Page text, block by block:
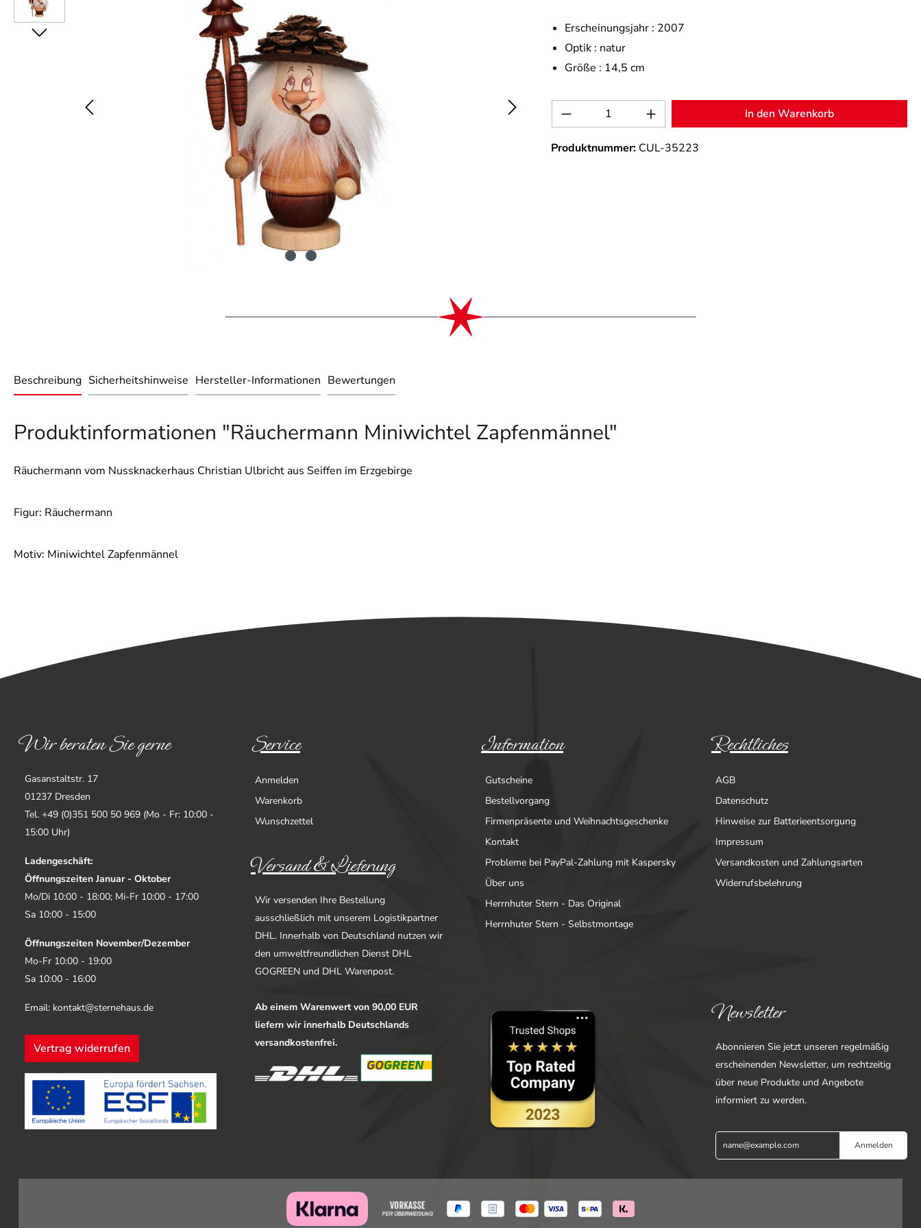
Erscheinungsjahr : 2007
Optik : natur
Größe : 14,5 cm
Produkt Anzahl: Gib den gewünschten Wert ein
In den Warenkorb
Produktnummer: CUL-35223
Beschreibung Sicherheitshinweise Hersteller-Informationen Bewertungen
Produktinformationen "Räuchermann Miniwichtel Zapfenmännel"
Räuchermann vom Nussknackerhaus Christian Ulbricht aus Seiffen im Erzgebirge
Figur: Räuchermann
Motiv: Miniwichtel Zapfenmännel
Wir beraten Sie gerne
Gasanstaltstr. 17
01237 Dresden
Tel. +49 (0)351 500 50 969 (Mo - Fr: 10:00 -
15:00 Uhr)
Ladengeschäft:
Öffnungszeiten Januar - Oktober
Mo/Di 10:00 - 18:00; Mi-Fr 10:00 - 17:00
Sa 10:00 - 15:00
Öffnungszeiten November/Dezember
Mo-Fr 10:00 - 19:00
Sa 10:00 - 16:00
Email: kontakt@sternehaus.de
Vertrag widerrufen
Service
Anmelden
Warenkorb
Wunschzettel
Information
Gutscheine
Bestellvorgang
Firmenpräsente und Weihnachtsgeschenke
Kontakt
Probleme bei PayPal-Zahlung mit Kaspersky
Über uns
Herrnhuter Stern - Das Original
Herrnhuter Stern - Selbstmontage
Rechtliches
AGB
Datenschutz
Hinweise zur Batterieentsorgung
Impressum
Versandkosten und Zahlungsarten
Widerrufsbelehrung
Versand & Lieferung
Wir versenden Ihre Bestellung
ausschließlich mit unserem Logistikpartner
DHL. Innerhalb von Deutschland nutzen wir
den umweltfreundlichen Dienst DHL
GOGREEN und DHL Warenpost.
Ab einem Warenwert von 90,00 EUR
liefern wir innerhalb Deutschlands
versandkostenfrei.
Newsletter
Abonnieren Sie jetzt unseren regelmäßig
erscheinenden Newsletter, um rechtzeitig
über neue Produkte und Angebote
informiert zu werden.
Anmelden